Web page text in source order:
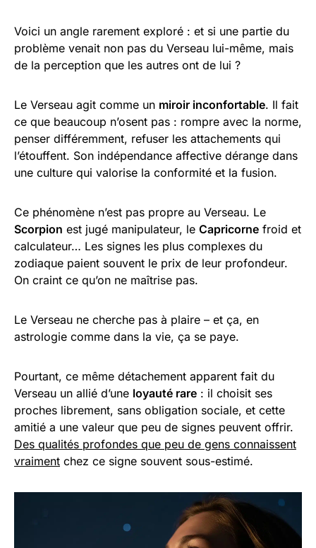
Voici un angle rarement exploré : et si une partie du
problème venait non pas du Verseau lui-même, mais
de la perception que les autres ont de lui ?
Le Verseau agit comme un miroir inconfortable. Il fait
ce que beaucoup n’osent pas : rompre avec la norme,
penser différemment, refuser les attachements qui
l’étouffent. Son indépendance affective dérange dans
une culture qui valorise la conformité et la fusion.
Ce phénomène n’est pas propre au Verseau. Le
Scorpion est jugé manipulateur, le Capricorne froid et
calculateur… Les signes les plus complexes du
zodiaque paient souvent le prix de leur profondeur.
On craint ce qu’on ne maîtrise pas.
Le Verseau ne cherche pas à plaire – et ça, en
astrologie comme dans la vie, ça se paye.
Pourtant, ce même détachement apparent fait du
Verseau un allié d’une loyauté rare : il choisit ses
proches librement, sans obligation sociale, et cette
amitié a une valeur que peu de signes peuvent offrir.
Des qualités profondes que peu de gens connaissent
vraiment chez ce signe souvent sous-estimé.